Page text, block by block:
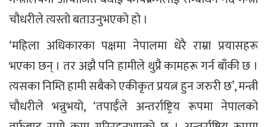
चौधरीले त्यस्तो बताउनुभएको हो ।
‘महिला अधिकारका पक्षमा नेपालमा धेरै राम्रा प्रयासहरू
भएका छन् । तर अझै पनि हामीले थुप्रै कामहरू गर्न बाँकी छ ।
त्यसका निम्ति हामी सबैको एकीकृत प्रयत्न हुन जरुरी छ’, मन्त्री
चौधरीले भन्नुभयो, ‘तपाईँले अन्तर्राष्ट्रिय रूपमा नेपालको